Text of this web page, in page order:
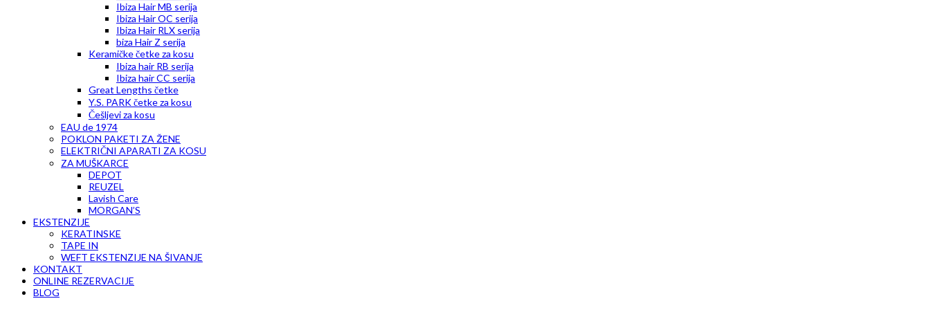
Ibiza Hair MB serija
Ibiza Hair OC serija
Ibiza Hair RLX serija
biza Hair Z serija
Keramičke četke za kosu
Ibiza hair RB serija
Ibiza hair CC serija
Great Lengths četke
Y.S. PARK četke za kosu
Češljevi za kosu
EAU de 1974
POKLON PAKETI ZA ŽENE
ELEKTRIČNI APARATI ZA KOSU
ZA MUŠKARCE
DEPOT
REUZEL
Lavish Care
MORGAN’S
EKSTENZIJE
KERATINSKE
TAPE IN
WEFT EKSTENZIJE NA ŠIVANJE
KONTAKT
ONLINE REZERVACIJE
BLOG